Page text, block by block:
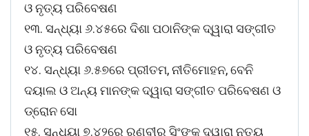
ଓ ନୃତ୍ୟ ପରିବେଷଣ
୧୩. ସନ୍ଧ୍ୟା ୬.୪୫ରେ ଦିଶା ପଠାନିଙ୍କ ଦ୍ୱାରା ସଙ୍ଗୀତ
ଓ ନୃତ୍ୟ ପରିବେଷଣ
୧୪. ସନ୍ଧ୍ୟା ୬.୫୭ରେ ପ୍ରୀତମ, ନୀତିମୋହନ, ବେନି
ଦୟାଲ ଓ ଅନ୍ୟ ମାନଙ୍କ ଦ୍ୱାରା ସଙ୍ଗୀତ ପରିବେଷଣ ଓ
ଡ୍ରୋନ ସୋ
୧୫. ସନ୍ଧ୍ୟା ୭.୪୨ରେ ରଣବୀର ସିଂଙ୍କ ଦ୍ୱାରା ନୃତ୍ୟ